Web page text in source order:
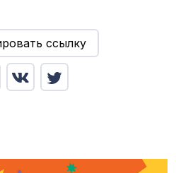
ссылку